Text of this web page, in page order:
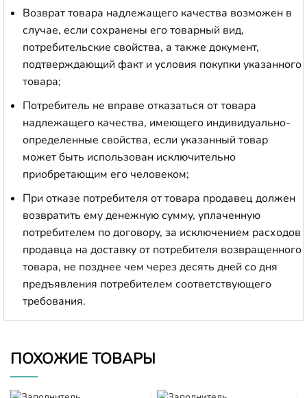
Возврат товара надлежащего качества возможен в
случае, если сохранены его товарный вид,
потребительские свойства, а также документ,
подтверждающий факт и условия покупки указанного
товара;
Потребитель не вправе отказаться от товара
надлежащего качества, имеющего индивидуально-
определенные свойства, если указанный товар
может быть использован исключительно
приобретающим его человеком;
При отказе потребителя от товара продавец должен
возвратить ему денежную сумму, уплаченную
потребителем по договору, за исключением расходов
продавца на доставку от потребителя возвращенного
товара, не позднее чем через десять дней со дня
предъявления потребителем соответствующего
требования.
ПОХОЖИЕ ТОВАРЫ